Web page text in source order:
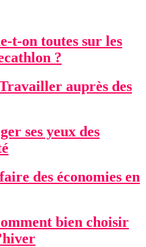
t-on toutes sur les
?
auprès des
ses yeux des
des économies en
bien choisir